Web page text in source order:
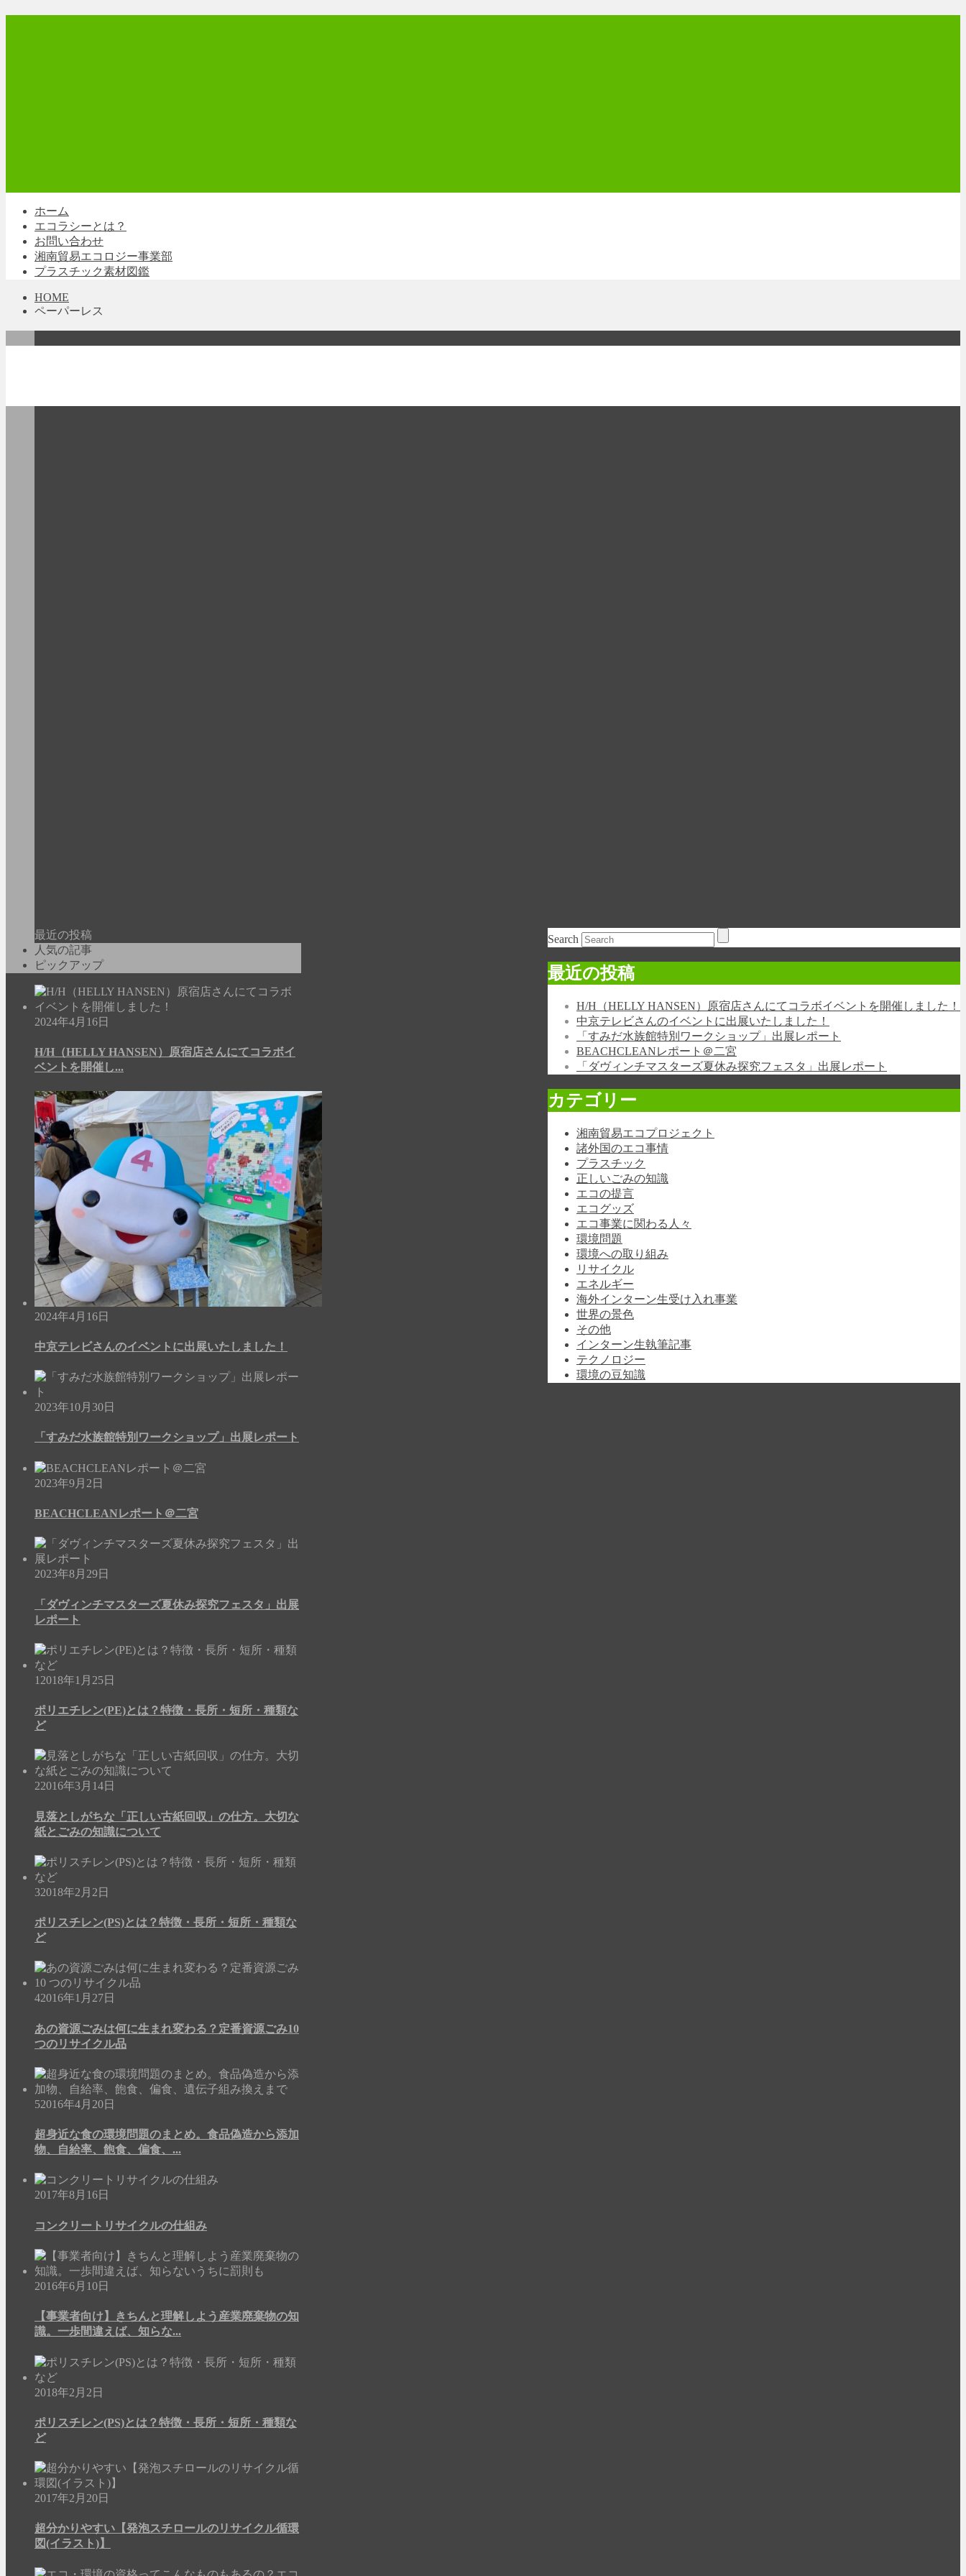
ホーム
エコラシーとは？
お問い合わせ
湘南貿易エコロジー事業部
プラスチック素材図鑑
HOME
ペーパーレス
Search
最近の投稿
H/H（HELLY HANSEN）原宿店さんにてコラボイベントを開催しました！
中京テレビさんのイベントに出展いたしました！
「すみだ水族館特別ワークショップ」出展レポート
BEACHCLEANレポート＠二宮
「ダヴィンチマスターズ夏休み探究フェスタ」出展レポート
カテゴリー
湘南貿易エコプロジェクト
諸外国のエコ事情
プラスチック
正しいごみの知識
エコの提言
エコグッズ
エコ事業に関わる人々
環境問題
環境への取り組み
リサイクル
エネルギー
海外インターン生受け入れ事業
世界の景色
その他
インターン生執筆記事
テクノロジー
環境の豆知識
最近の投稿
人気の記事
ピックアップ
2024年4月16日
H/H（HELLY HANSEN）原宿店さんにてコラボイ
ベントを開催し...
2024年4月16日
中京テレビさんのイベントに出展いたしました！
2023年10月30日
「すみだ水族館特別ワークショップ」出展レポート
2023年9月2日
BEACHCLEANレポート＠二宮
2023年8月29日
「ダヴィンチマスターズ夏休み探究フェスタ」出展
レポート
1 2018年1月25日
ポリエチレン(PE)とは？特徴・長所・短所・種類な
ど
22016年3月14日
見落としがちな「正しい古紙回収」の仕方。大切な
紙とごみの知識について
32018年2月2日
ポリスチレン(PS)とは？特徴・長所・短所・種類な
ど
42016年1月27日
あの資源ごみは何に生まれ変わる？定番資源ごみ10
つのリサイクル品
52016年4月20日
超身近な食の環境問題のまとめ。食品偽造から添加
物、自給率、飽食、偏食、...
2017年8月16日
コンクリートリサイクルの仕組み
2016年6月10日
【事業者向け】きちんと理解しよう産業廃棄物の知
識。一歩間違えば、知らな...
2018年2月2日
ポリスチレン(PS)とは？特徴・長所・短所・種類な
ど
2017年2月20日
超分かりやすい【発泡スチロールのリサイクル循環
図(イラスト)】